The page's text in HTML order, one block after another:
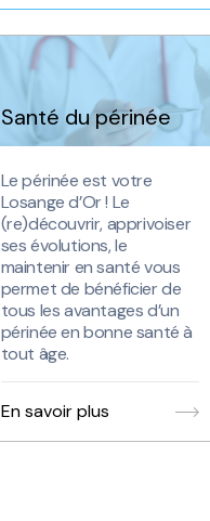
Santé du périnée
Le périnée est votre
Losange d’Or ! Le
(re)découvrir, apprivoiser
ses évolutions, le
maintenir en santé vous
permet de bénéficier de
tous les avantages d’un
périnée en bonne santé à
tout âge.
En savoir plus